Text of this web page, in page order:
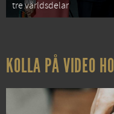
tre världsdelar
KOLLA PÅ VIDEO